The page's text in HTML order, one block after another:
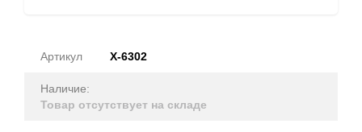
Артикул Х-6302
Наличие:
Товар отсутствует на складе